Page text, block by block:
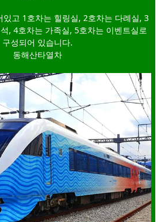
있고 1호차는 힐링실, 2호차는 다례실, 3
, 4호차는 가족실, 5호차는 이벤트실로
구성되어 있습니다.
동해산타열차